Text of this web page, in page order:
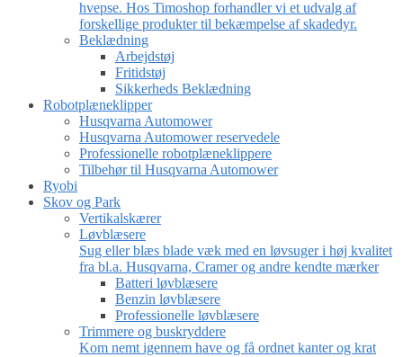
hvepse. Hos Timoshop forhandler vi et udvalg af
forskellige produkter til bekæmpelse af skadedyr.
Beklædning
Arbejdstøj
Fritidstøj
Sikkerheds Beklædning
Robotplæneklipper
Husqvarna Automower
Husqvarna Automower reservedele
Professionelle robotplæneklippere
Tilbehør til Husqvarna Automower
Ryobi
Skov og Park
Vertikalskærer
Løvblæsere
Sug eller blæs blade væk med en løvsuger i høj kvalitet
fra bl.a. Husqvarna, Cramer og andre kendte mærker
Batteri løvblæsere
Benzin løvblæsere
Professionelle løvblæsere
Trimmere og buskryddere
Kom nemt igennem have og få ordnet kanter og krat